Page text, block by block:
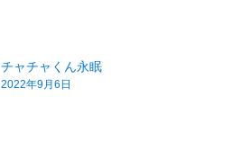
チャチャくん永眠
2022年9月6日